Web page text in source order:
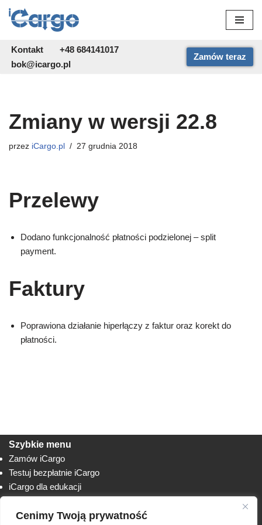
Cenimy Twoją prywatność
do
treści
Kontakt
+48 684141017
bok@icargo.pl
Zamów teraz
Zmiany w wersji 22.8
przez iCargo.pl 27 grudnia 2018
Przelewy
Dodano funkcjonalność płatności podzielonej – split
payment.
Faktury
Poprawiona działanie hiperłączy z faktur oraz korekt do
płatności.
Szybkie menu
Zamów iCargo
Testuj bezpłatnie iCargo
iCargo dla edukacji
Lista zmian